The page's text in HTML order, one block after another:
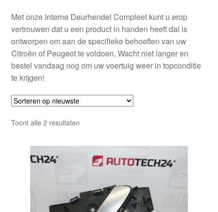
Met onze Interne Deurhendel Compleet kunt u erop
vertrouwen dat u een product in handen heeft dat is
ontworpen om aan de specifieke behoeften van uw
Citroën of Peugeot te voldoen. Wacht niet langer en
bestel vandaag nog om uw voertuig weer in topconditie
te krijgen!
Toont alle 2 resultatenGesorteerd
nieuwste